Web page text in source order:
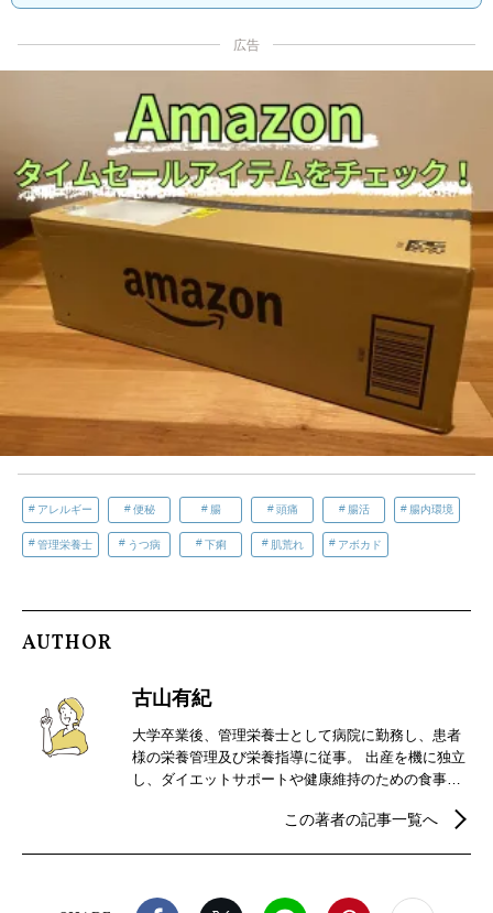
広告
アレルギー 便秘 腸 頭痛 腸活 腸内環境
管理栄養士 うつ病 下痢 肌荒れ アボカド
AUTHOR
古山有紀
大学卒業後、管理栄養士として病院に勤務し、患者
様の栄養管理及び栄養指導に従事。 出産を機に独立
し、ダイエットサポートや健康維持のための食事カ
イエットに関する記事を中心にライターとしても活
この著者の記事一覧へ
Facebook X（旧twitter）
LINE Pinterest